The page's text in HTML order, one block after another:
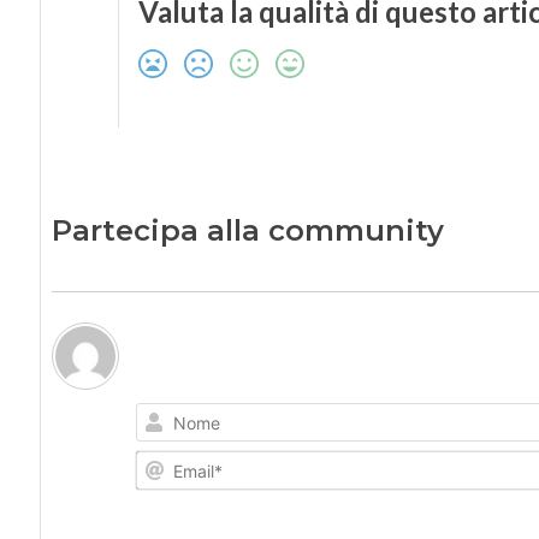
Valuta la qualità di questo
Partecipa alla community